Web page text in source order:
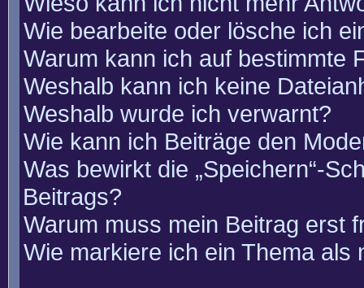
Wie bearbeite oder lösche ich
Warum kann ich auf bestimmte
Weshalb kann ich keine
Weshalb wurde ich verwarnt?
Wie kann ich Beiträge den
Was bewirkt die „Speichern“-
Beitrags?
Warum muss mein Beitrag erst
Wie markiere ich ein Thema als